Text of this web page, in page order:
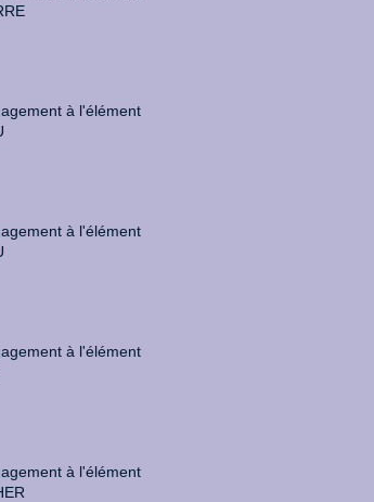
à l'élément
à l'élément
à l'élément
à l'élément